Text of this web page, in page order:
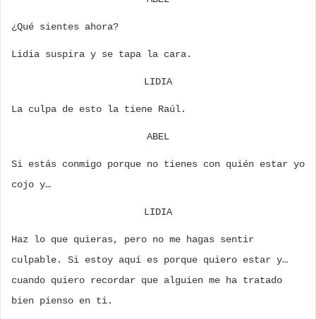
¿Qué sientes ahora?
Lidia suspira y se tapa la cara.
LIDIA
La culpa de esto la tiene Raúl.
ABEL
Si estás conmigo porque no tienes con quién estar yo
cojo y…
LIDIA
Haz lo que quieras, pero no me hagas sentir
culpable. Si estoy aquí es porque quiero estar y…
cuando quiero recordar que alguien me ha tratado
bien pienso en ti.